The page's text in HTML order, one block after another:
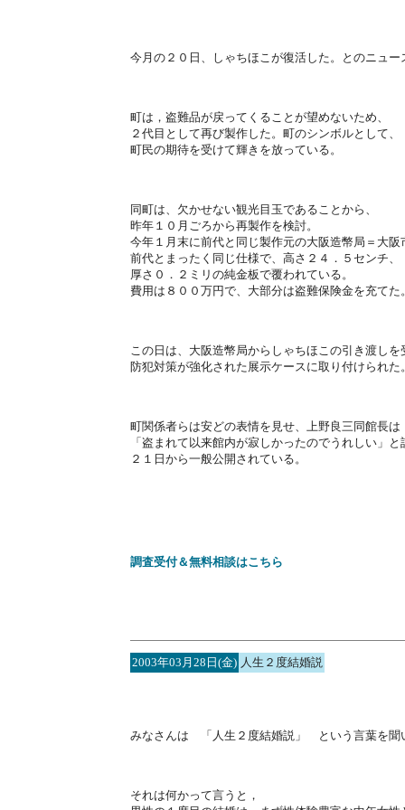
今月の２０日、しゃちほこが復活した。とのニュー
町は，盗難品が戻ってくることが望めないため、
２代目として再び製作した。町のシンボルとして、
町民の期待を受けて輝きを放っている。
同町は、欠かせない観光目玉であることから、
昨年１０月ごろから再製作を検討。
今年１月末に前代と同じ製作元の大阪造幣局＝大阪
前代とまったく同じ仕様で、高さ２４．５センチ、
厚さ０．２ミリの純金板で覆われている。
費用は８００万円で、大部分は盗難保険金を充てた。
この日は、大阪造幣局からしゃちほこの引き渡しを
防犯対策が強化された展示ケースに取り付けられた。
町関係者らは安どの表情を見せ、上野良三同館長は
「盗まれて以来館内が寂しかったのでうれしい」と
２１日から一般公開されている。
調査受付＆無料相談はこちら
2003年03月28日(金) 人生２度結婚説
みなさんは 「人生２度結婚説」 という言葉を聞
それは何かって言うと，